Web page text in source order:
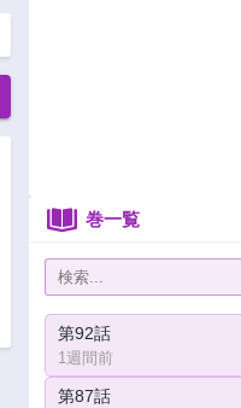
巻一覧
第92話
1週間前
第87話